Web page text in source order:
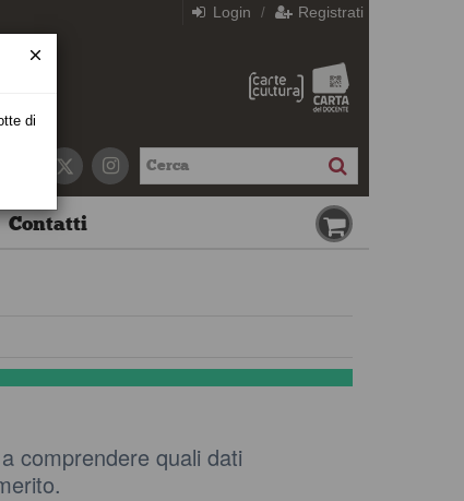
Login / Registrati
Contatti
comprendere quali dati
di